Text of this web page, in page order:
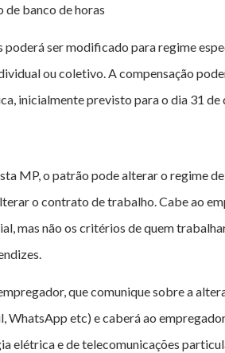
banco de horas
poderá ser modificado para regime
ou coletivo. A compensação
inicialmente previsto para o dia 31
MP, o patrão pode alterar o regime
o contrato de trabalho. Cabe ao
mas não os critérios de quem
que comunique sobre a
WhatsApp etc) e caberá ao
elétrica e de telecomunicações